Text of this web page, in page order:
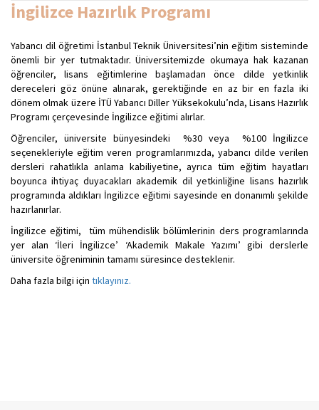
İngilizce Hazırlık Programı
Yabancı dil öğretimi İstanbul Teknik Üniversitesi’nin eğitim sisteminde
önemli bir yer tutmaktadır. Üniversitemizde okumaya hak kazanan
öğrenciler, lisans eğitimlerine başlamadan önce dilde yetkinlik
dereceleri göz önüne alınarak, gerektiğinde en az bir en fazla iki
dönem olmak üzere İTÜ Yabancı Diller Yüksekokulu’nda, Lisans Hazırlık
Programı çerçevesinde İngilizce eğitimi alırlar.
Öğrenciler, üniversite bünyesindeki %30 veya %100 İngilizce
seçenekleriyle eğitim veren programlarımızda, yabancı dilde verilen
dersleri rahatlıkla anlama kabiliyetine, ayrıca tüm eğitim hayatları
boyunca ihtiyaç duyacakları akademik dil yetkinliğine lisans hazırlık
programında aldıkları İngilizce eğitimi sayesinde en donanımlı şekilde
hazırlanırlar.
İngilizce eğitimi, tüm mühendislik bölümlerinin ders programlarında
yer alan ‘İleri İngilizce’ ‘Akademik Makale Yazımı’ gibi derslerle
üniversite öğreniminin tamamı süresince desteklenir.
Daha fazla bilgi için tıklayınız.